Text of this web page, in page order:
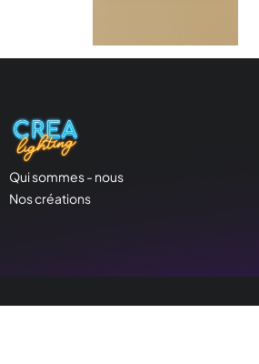
Qui sommes - nous
Nos créations